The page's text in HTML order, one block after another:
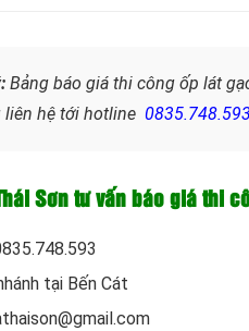
Bảng báo giá thi công ốp lát
liên hệ tới hotline 0835.748.593
Sơn tư vấn báo giá thi
tại Bến Cát